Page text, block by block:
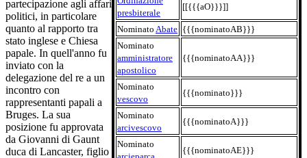
presbiterale
[[{{{aO}}}]]
Nominato Abate {{{nominatoAB}}}
Nominato
amministratore
apostolico
{{{nominatoAA}}}
Nominato
vescovo
{{{nominato}}}
Nominato
arcivescovo
{{{nominatoA}}}
Nominato
{{{nominatoAE}}}
partecipazione agli affari
politici, in particolare
quanto al rapporto tra
stato inglese e Chiesa
papale. In quell'anno fu
inviato con la
delegazione del re a un
incontro con
rappresentanti papali a
Bruges. La sua
posizione fu approvata
da Giovanni di Gaunt
duca di Lancaster, figlio